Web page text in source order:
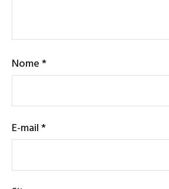
Nome*
E-mail*